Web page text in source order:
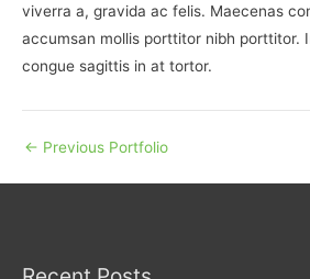
viverra a, gravida ac felis. Maecenas
accumsan mollis porttitor nibh porttitor.
congue sagittis in at tortor.
← Previous Portfolio